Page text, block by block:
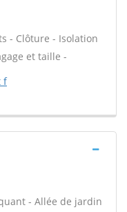
- Clôture - Isolation
et taille -
f
- Allée de jardin